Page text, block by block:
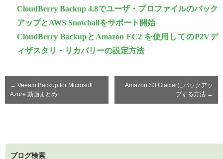
CloudBerry Backup 4.8でユーザ・プロファイルのバック
アップとAWS Snowballをサポート開始
CloudBerry BackupとAmazon EC2 を使用してのP2Vデ
ィザスタリ・リカバリーの設定方法
← Veeam Backup for Microsoft
Azure 動画まとめ
Amazon S3 Glacierにバックアッ
プする方法 →
ブログ検索